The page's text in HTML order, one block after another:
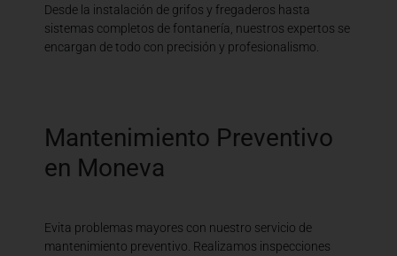
Desde la instalación de grifos y fregaderos hasta
sistemas completos de fontanería, nuestros expertos se
encargan de todo con precisión y profesionalismo.
Mantenimiento Preventivo
en Moneva
Evita problemas mayores con nuestro servicio de
mantenimiento preventivo. Realizamos inspecciones